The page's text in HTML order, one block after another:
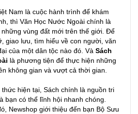
Nam là cuộc hành trình để khám
thì Văn Học Nước Ngoài chính là
vùng đất mới trên thế giới. Để
giao lưu, tìm hiểu về con người, văn
của một dân tộc nào đó. Và Sách
là phương tiện để thực hiện những
không gian và vượt cả thời gian.
hiện tại, Sách chính là nguồn tri
bạn có thể lĩnh hội nhanh chóng.
Newshop giới thiệu đến bạn Bộ Sưu